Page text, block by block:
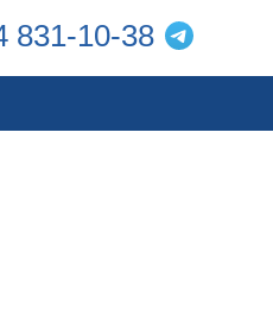
831-10-38